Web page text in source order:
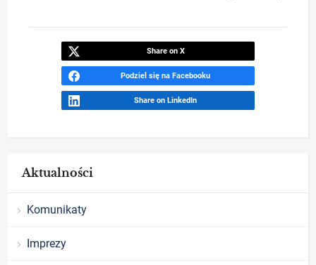
Share on X
Podziel się na Facebooku
Share on LinkedIn
Aktualności
Komunikaty
Imprezy